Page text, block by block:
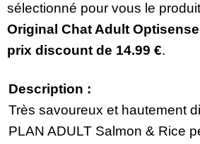
sélectionné pour vous le produit
Original Chat Adult
prix discount de 14.99 €.
Description :
Très savoureux et hautement
PLAN ADULT Salmon & Rice